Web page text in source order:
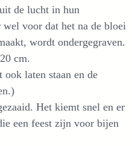
de lucht in hun
voor dat het na de bloei
wordt ondergegraven.
cm.
laten staan en de
Het kiemt snel en er
een feest zijn voor bijen